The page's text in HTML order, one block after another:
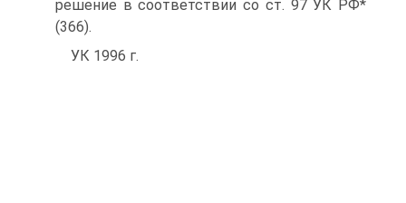
решение в соответствии со ст. 97 УК РФ*
(366).
УК 1996 г.